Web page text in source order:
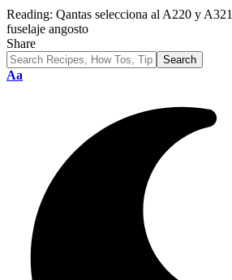
Reading: Qantas selecciona al A220 y
fuselaje angosto
Share
Font
Aa